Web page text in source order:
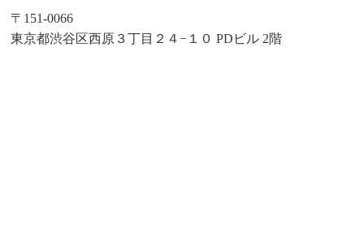
〒151-0066
東京都渋谷区西原３丁目２４−１０ PDビル 2階